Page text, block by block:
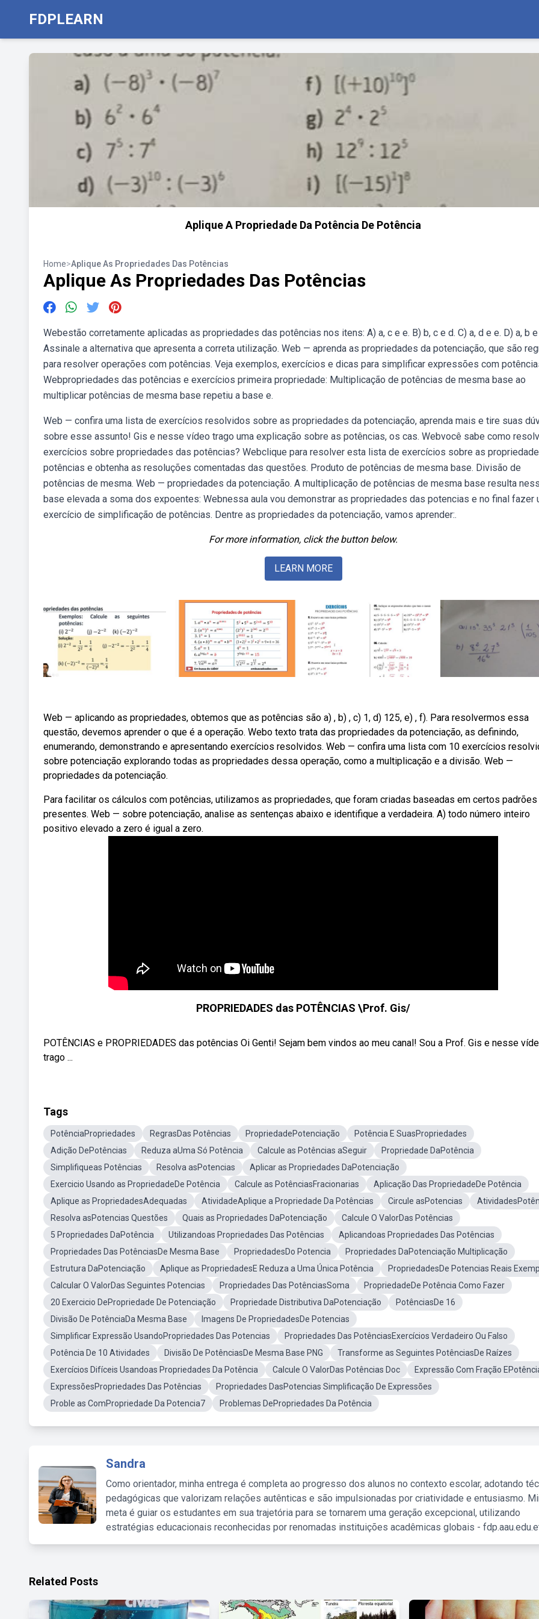
FDPLEARN
Aplique A Propriedade Da Potência De Potência
Home>Aplique As Propriedades Das Potências
Aplique As Propriedades Das Potências
Webestão corretamente aplicadas as propriedades das potências nos itens: A) a, c e e. B) b, c e d. C) a, d e e. D) a, b
Assinale a alternativa que apresenta a correta utilização. Web — aprenda as propriedades da potenciação, que são
para resolver operações com potências. Veja exemplos, exercícios e dicas para simplificar expressões com
Webpropriedades das potências e exercícios primeira propriedade: Multiplicação de potências de mesma base ao
multiplicar potências de mesma base repetiu a base e.
Web — confira uma lista de exercícios resolvidos sobre as propriedades da potenciação, aprenda mais e tire suas
sobre esse assunto! Gis e nesse vídeo trago uma explicação sobre as potências, os cas. Webvocê sabe como
exercícios sobre propriedades das potências? Webclique para resolver esta lista de exercícios sobre as
potências e obtenha as resoluções comentadas das questões. Produto de potências de mesma base. Divisão de
potências de mesma. Web — propriedades da potenciação. A multiplicação de potências de mesma base resulta
base elevada a soma dos expoentes: Webnessa aula vou demonstrar as propriedades das potencias e no final fazer
exercício de simplificação de potências. Dentre as propriedades da potenciação, vamos aprender:.
For more information, click the button below.
LEARN MORE
Web — aplicando as propriedades, obtemos que as potências são a) , b) , c) 1, d) 125, e) , f). Para resolvermos essa
questão, devemos aprender o que é a operação. Webo texto trata das propriedades da potenciação, as definindo,
enumerando, demonstrando e apresentando exercícios resolvidos. Web — confira uma lista com 10 exercícios
sobre potenciação explorando todas as propriedades dessa operação, como a multiplicação e a divisão. Web —
propriedades da potenciação.
Para facilitar os cálculos com potências, utilizamos as propriedades, que foram criadas baseadas em certos padrões
presentes. Web — sobre potenciação, analise as sentenças abaixo e identifique a verdadeira. A) todo número inteiro
positivo elevado a zero é igual a zero.
PROPRIEDADES das POTÊNCIAS \Prof. Gis/
POTÊNCIAS e PROPRIEDADES das potências Oi Genti! Sejam bem vindos ao meu canal! Sou a Prof. Gis e nesse
trago ...
Tags
PotênciaPropriedades RegrasDas Potências PropriedadePotenciação
Potência E SuasPropriedades
Adição DePotências
Reduza aUma Só Potência Calcule as Potências aSeguir
Propriedade DaPotência
Simplifiqueas Potências
Resolva asPotencias
Aplicar as Propriedades DaPotenciação
Exercicio Usando as PropriedadeDe Potência
Calcule as PotênciasFracionarias
Aplicação Das PropriedadeDe Potência
Aplique as PropriedadesAdequadas
AtividadeAplique a Propriedade Da Potências Circule asPotencias
Resolva asPotencias Questões
Quais as Propriedades DaPotenciação
Calcule O ValorDas Potências
5 Propriedades DaPotência
Utilizandoas Propriedades Das Potências
Aplicandoas Propriedades Das Potências
Propriedades Das PotênciasDe Mesma Base
PropriedadesDo Potencia
Propriedades DaPotenciação Multiplicação
Estrutura DaPotenciação
Aplique as PropriedadesE Reduza a Uma Única Potência
PropriedadesDe Potencias Reais
Calcular O ValorDas Seguintes Potencias
Propriedades Das PotênciasSoma
PropriedadeDe Potência Como Fazer
20 Exercicio DePropriedade De Potenciação
Propriedade Distributiva DaPotenciação
PotênciasDe 16
Divisão De PotênciaDa Mesma Base
Imagens De PropriedadesDe Potencias
Simplificar Expressão UsandoPropriedades Das Potencias
Propriedades Das PotênciasExercícios Verdadeiro Ou Falso
Potência De 10 Atividades
Divisão De PotênciasDe Mesma Base PNG
Transforme as Seguintes PotênciasDe Raízes
Exercícios Difíceis Usandoas Propriedades Da Potência
Calcule O ValorDas Potências Doc
Expressão Com Fração
ExpressõesPropriedades Das Potências
Propriedades DasPotencias Simplificação De Expressões
Proble as ComPropriedade Da Potencia7
Problemas DePropriedades Da Potência
Sandra
Como orientador, minha entrega é completa ao progresso dos alunos no contexto escolar, adotando
pedagógicas que valorizam relações autênticas e são impulsionadas por criatividade e entusiasmo.
meta é guiar os estudantes em sua trajetória para se tornarem uma geração excepcional, utilizando
estratégias educacionais reconhecidas por renomadas instituições acadêmicas globais -
Related Posts